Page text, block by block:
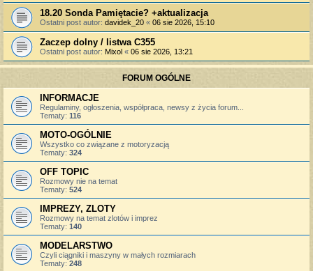
18.20 Sonda Pamiętacie? +aktualizacja
Ostatni post autor: davidek_20 « 06 sie 2026, 15:10
Zaczep dolny / listwa C355
Ostatni post autor: Mixol « 06 sie 2026, 13:21
FORUM OGÓLNE
INFORMACJE
Regulaminy, ogłoszenia, współpraca, newsy z życia forum...
Tematy: 116
MOTO-OGÓLNIE
Wszystko co związane z motoryzacją
Tematy: 324
OFF TOPIC
Rozmowy nie na temat
Tematy: 524
IMPREZY, ZLOTY
Rozmowy na temat zlotów i imprez
Tematy: 140
MODELARSTWO
Czyli ciągniki i maszyny w małych rozmiarach
Tematy: 248